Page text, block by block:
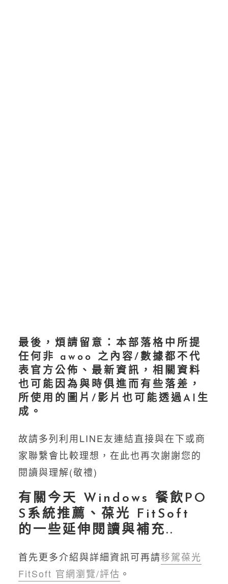
最後，煩請留意：本部落格中所提
任何非 awoo 之內容/數據都不代
表官方公佈、最新資訊，相關資料
也可能因為與時俱進而有些落差，
所使用的圖片/影片也可能透過AI生
成。
故請多列利用LINE友連結直接與在下或商
家聯繫會比較理想，在此也再次謝謝您的
閱讀與理解(敬禮)
有關今天 Windows 餐飲PO
S系統推薦、葆光 FitSoft
的一些延伸閱讀與補充..
首先更多介紹與詳細資訊可再請移駕葆光
FitSoft 官網瀏覽/評估 。